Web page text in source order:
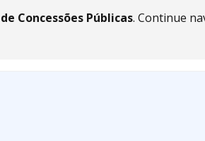
Concessões Públicas. Continue